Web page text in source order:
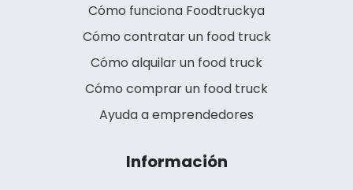
Cómo funciona Foodtruckya
Cómo contratar un food truck
Cómo alquilar un food truck
Cómo comprar un food truck
Ayuda a emprendedores
Información